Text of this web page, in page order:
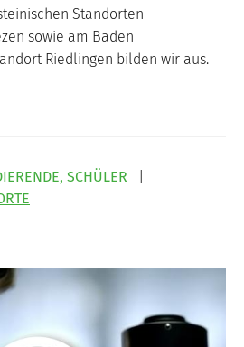
Standorten
sowie am Baden
Riedlingen bilden wir aus.
SCHÜLER